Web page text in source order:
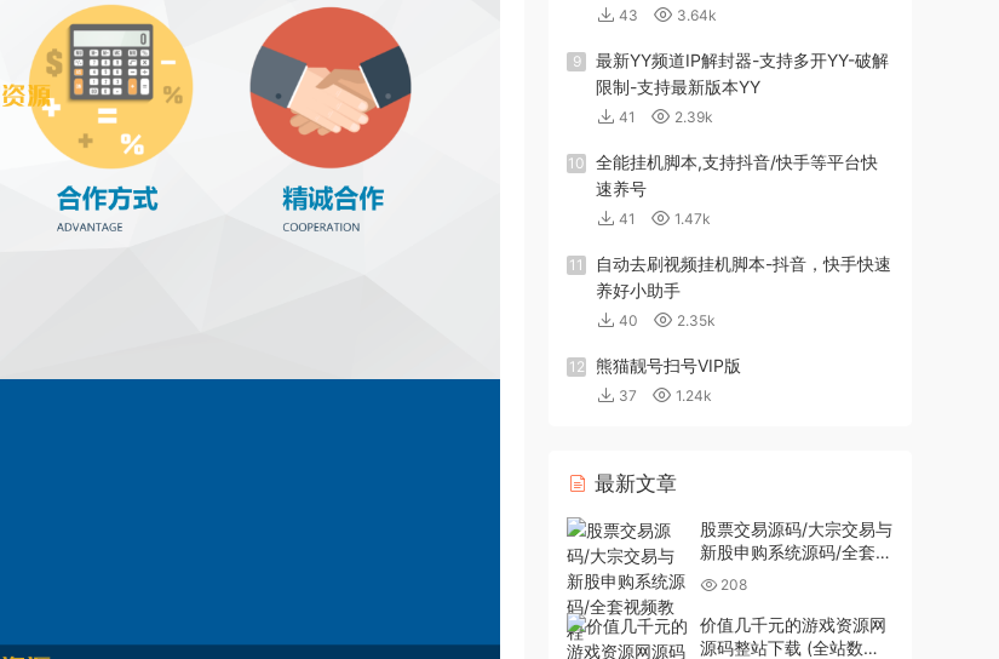
43 3.64k
9
最新YY频道IP解封器-支持多开YY-破解
限制-支持最新版本YY
41 2.39k
10
全能挂机脚本,支持抖音/快手等平台快
速养号
41 1.47k
11
自动去刷视频挂机脚本-抖音，快手快速
养好小助手
40 2.35k
12 熊猫靓号扫号VIP版
37 1.24k
最新文章
股票交易源码/大宗交易与
新股申购系统源码/全套视
频教程
208
价值几千元的游戏资源网
源码整站下载 (全站数据